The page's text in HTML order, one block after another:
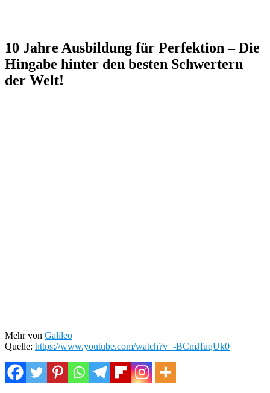
10 Jahre Ausbildung für Perfektion – Die
Hingabe hinter den besten Schwertern
der Welt!
Mehr von Galileo
Quelle: https://www.youtube.com/watch?v=-BCmJfuqUk0